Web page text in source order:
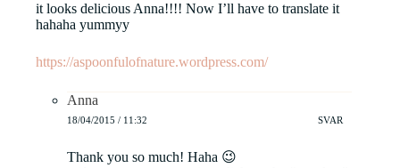
it looks delicious Anna!!!! Now I’ll have to translate it
hahaha yummyy
https://aspoonfulofnature.wordpress.com/
Anna
18/04/2015 / 11:32 SVAR
Thank you so much! Haha 😉